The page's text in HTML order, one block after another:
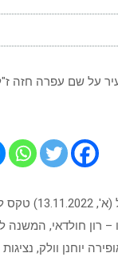
עיריית תל
רון חולדאי, המשנה
יוחנן וולק,